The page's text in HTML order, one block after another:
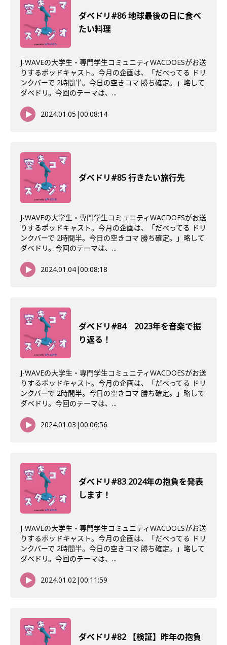
ダベドリ#86 地球最後の日に食べ
たい料理
J-WAVEの大学生・専門学生コミュニティWACDOESがお送
りするポッドキャスト。今月の企画は、「だべってる ドリ
ンクバーで 2時間半。今日の空きコマ 勝ち確定。」略して
ダベドリ。今回のテーマは、...
2024.01.05 |00:08:14
ダベドリ#85 行きたい旅行先
J-WAVEの大学生・専門学生コミュニティWACDOESがお送
りするポッドキャスト。今月の企画は、「だべってる ドリ
ンクバーで 2時間半。今日の空きコマ 勝ち確定。」略して
ダベドリ。今回のテーマは、...
2024.01.04|00:08:18
ダベドリ#84 2023年を音楽で振
り返る！
J-WAVEの大学生・専門学生コミュニティWACDOESがお送
りするポッドキャスト。今月の企画は、「だべってる ドリ
ンクバーで 2時間半。今日の空きコマ 勝ち確定。」略して
ダベドリ。今回のテーマは、...
2024.01.03 |00:06:56
ダべドリ#83 2024年の抱負を発表
します！
J-WAVEの大学生・専門学生コミュニティWACDOESがお送
りするポッドキャスト。今月の企画は、「だべってる ドリ
ンクバーで 2時間半。今日の空きコマ 勝ち確定。」略して
ダベドリ。今回のテーマは、...
2024.01.02|00:11:59
ダベドリ#82 【検証】昨年の抱負